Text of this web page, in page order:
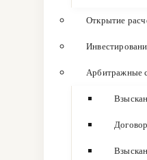
Открытие
Арбитражные